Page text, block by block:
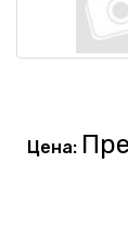
Цена: